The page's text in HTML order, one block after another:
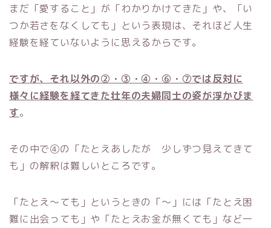
まだ「愛すること」が「わかりかけてきた」や、「い
つか若さをなくしても」という表現は、それほど人生
経験を経ていないように思えるからです。
ですが、それ以外の②・③・④・⑥・⑦では反対に
様々に経験を経てきた壮年の夫婦同士の姿が浮かびま
す。
その中で④の「たとえあしたが 少しずつ見えてきて
も」の解釈は難しいところです。
「たとえ～ても」というときの「～」には「たとえ困
難に出会っても」や「たとえお金が無くても」など一